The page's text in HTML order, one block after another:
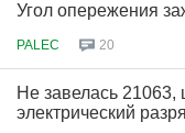
Угол опережения
PALEC 20
Не завелась 21063,
электрический